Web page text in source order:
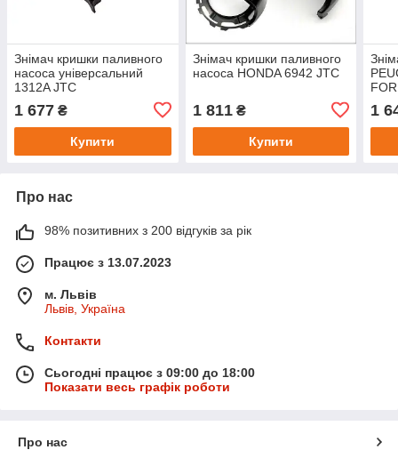
Знімач кришки паливного
насоса універсальний
1312A JTC
1 677 ₴
Купити
Знімач кришки паливного
насоса HONDA 6942 JTC
1 811₴
Купити
1
Про нас
98% позитивних з 200 відгуків за рік
Працює з 13.07.2023
м. Львів
Львів, Україна
Контакти
Сьогодні працює з 09:00 до 18:00
Показати весь графік роботи
Про нас